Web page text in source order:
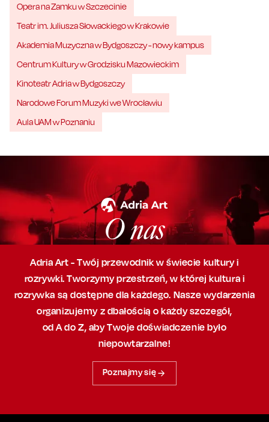
Opera na Zamku w Szczecinie
Teatr im. Juliusza Słowackiego w Krakowie
Akademia Muzyczna w Bydgoszczy - nowy kampus
Centrum Kultury w Grodzisku Mazowieckim
Kinoteatr Adria w Bydgoszczy
Narodowe Forum Muzyki we Wrocławiu
Aula UAM w Poznaniu
O nas
Adria Art - Twój przewodnik w świecie kultury i
rozrywki. Tworzymy przestrzeń,w której kultura i
rozrywka są dostępne dla każdego. Nasze wydarzenia
organizujemy z dbałością o każdy szczegół,
od A do Z, abyTwoje doświadczenie było
niepowtarzalne!
Poznajmy się